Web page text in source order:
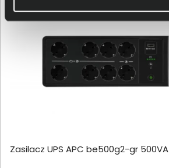
Zasilacz UPS APC be500g2-gr 500VA